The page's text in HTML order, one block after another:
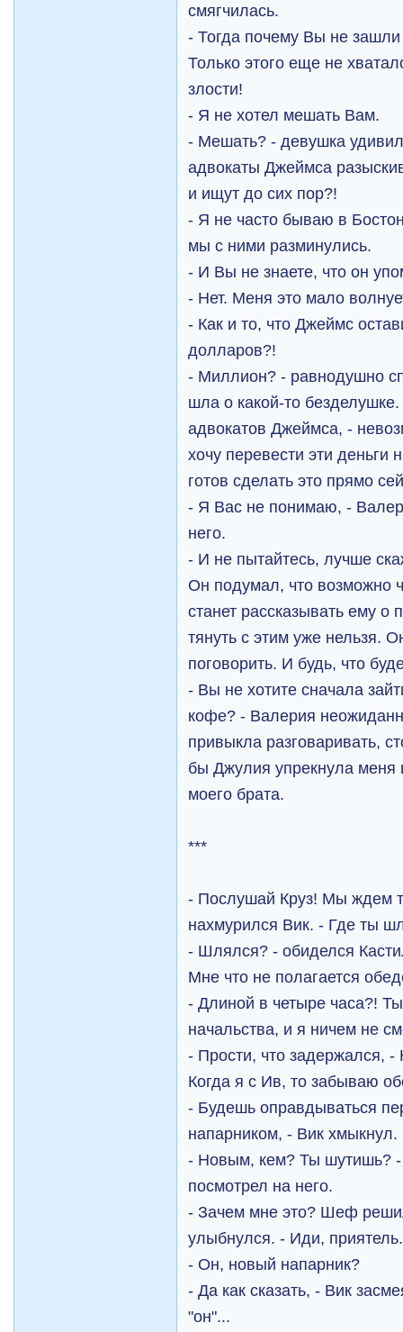
смягчилась.
- Тогда почему Вы не зашли
Только этого еще не
злости!
- Я не хотел мешать Вам.
- Мешать? - девушка
адвокаты Джеймса
и ищут до сих пор?!
- Я не часто бываю в
мы с ними разминулись.
- И Вы не знаете, что он
- Нет. Меня это мало
- Как и то, что Джеймс
долларов?!
- Миллион? - равнодушно
шла о какой-то
адвокатов Джеймса, -
хочу перевести эти
готов сделать это прямо
- Я Вас не понимаю, -
него.
- И не пытайтесь, лучше
Он подумал, что возможно
станет рассказывать ему
тянуть с этим уже нельзя.
поговорить. И будь, что
- Вы не хотите сначала
кофе? - Валерия
привыкла разговаривать,
бы Джулия упрекнула меня
моего брата.
***
- Послушай Круз! Мы ждем
нахмурился Вик. - Где ты
- Шлялся? - обиделся
Мне что не полагается
- Длиной в четыре часа?!
начальства, и я ничем не
- Прости, что задержался, -
Когда я с Ив, то забываю
- Будешь оправдываться
напарником, - Вик хмыкнул.
- Новым, кем? Ты шутишь? -
посмотрел на него.
- Зачем мне это? Шеф
улыбнулся. - Иди,
- Он, новый напарник?
- Да как сказать, - Вик
"он"...